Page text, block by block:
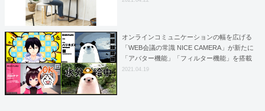
オンラインコミュニケーションの幅を広げる
「WEB会議の常識 NICE CAMERA」が新たに
「アバター機能」「フィルター機能」を搭載
し、さらなる大型アップデートを展開！
2021.04.19